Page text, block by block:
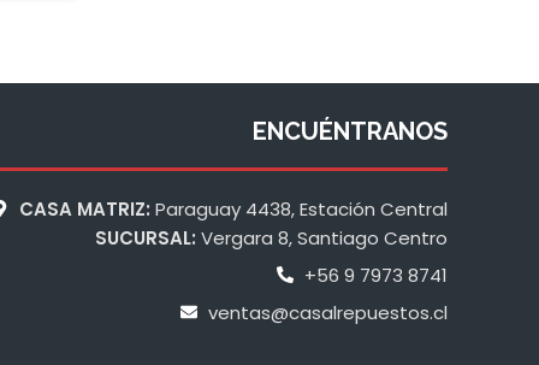
ENCUÉNTRANOS
CASA MATRIZ: Paraguay 4438, Estación Central
SUCURSAL: Vergara 8, Santiago Centro
+56 9 7973 8741
ventas@casalrepuestos.cl